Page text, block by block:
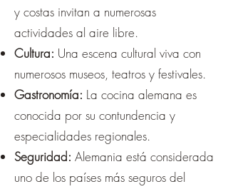
y costas invitan a numerosas
actividades al aire libre.
Cultura: Una escena cultural viva con
numerosos museos, teatros y festivales.
Gastronomía: La cocina alemana es
conocida por su contundencia y
especialidades regionales.
Seguridad: Alemania está considerada
uno de los países más seguros del